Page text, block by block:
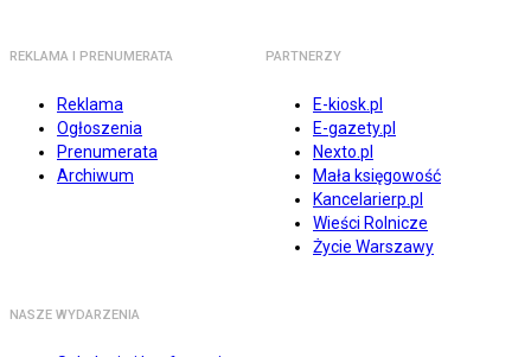
REKLAMA I PRENUMERATA
Reklama
Ogłoszenia
Prenumerata
Archiwum
PARTNERZY
E-kiosk.pl
E-gazety.pl
Nexto.pl
Mała księgowość
Kancelarierp.pl
Wieści Rolnicze
Życie Warszawy
NASZE WYDARZENIA